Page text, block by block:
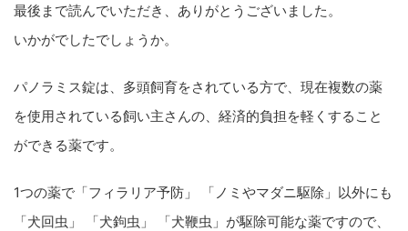
最後まで読んでいただき、ありがとうございました。
いかがでしたでしょうか。
パノラミス錠は、多頭飼育をされている方で、現在複数の薬
を使用されている飼い主さんの、経済的負担を軽くすること
ができる薬です。
1つの薬で「フィラリア予防」 「ノミやマダニ駆除」以外にも
「犬回虫」 「犬鉤虫」 「犬鞭虫」が駆除可能な薬ですので、